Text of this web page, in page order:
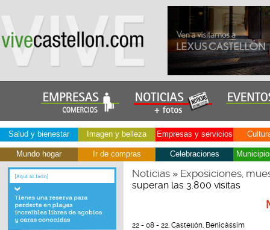
Salud y bienestar Imagen y belleza Empresas y servicios
Mundo hogar Ir de compras Celebraciones
Noticias» Exposiciones,
superan las 3.800 visitas
22 - 08 - 22, Castellón, Benicàssim